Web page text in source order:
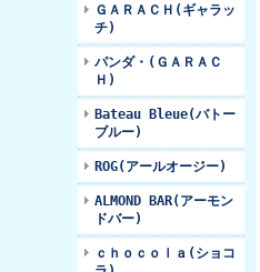
ＧＡＲＡＣＨ(ギャラッ
チ)
パンダ・(ＧＡＲＡＣ
Ｈ)
Bateau Bleue(バトー
ブルー)
ROG(アールオージー)
ALMOND BAR(アーモン
ドバー)
ｃｈｏｃｏｌａ(ショコ